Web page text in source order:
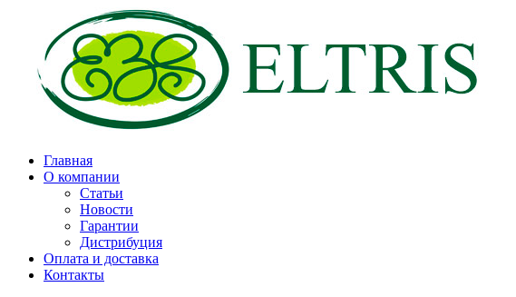
Главная
О компании
Статьи
Новости
Гарантии
Дистрибуция
Оплата и доставка
Контакты